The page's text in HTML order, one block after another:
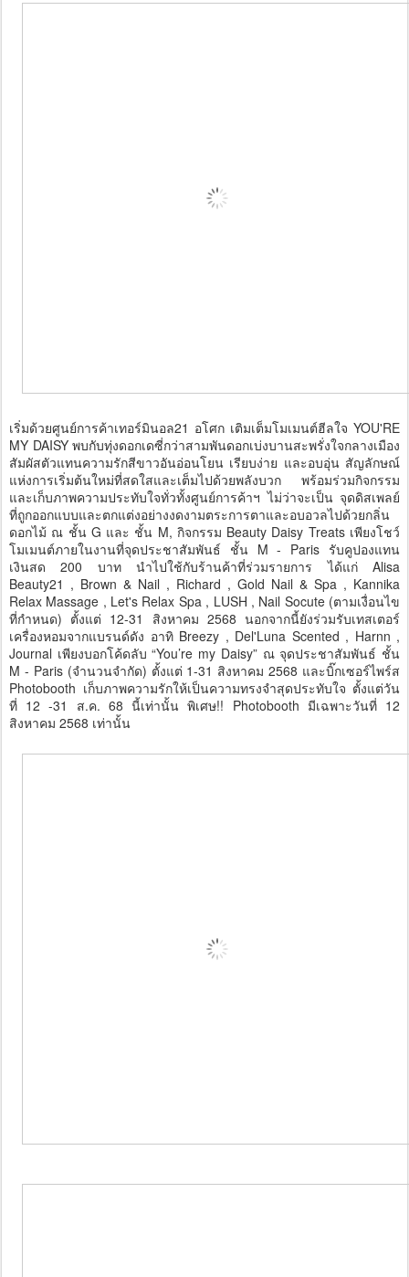
เริ่มด้วยศูนย์การค้าเทอร์มินอล21 อโศก เติมเต็มโมเมนต์ฮีลใจ YOU'RE
MY DAISY พบกับทุ่งดอกเดซี่กว่าสามพันดอกเบ่งบานสะพรั่งใจกลางเมือง
สัมผัสตัวแทนความรักสีขาวอันอ่อนโยน เรียบง่าย และอบอุ่น สัญลักษณ์
แห่งการเริ่มต้นใหม่ที่สดใสและเต็มไปด้วยพลังบวก พร้อมร่วมกิจกรรม
และเก็บภาพความประทับใจทั่วทั้งศูนย์การค้าฯ ไม่ว่าจะเป็น จุดดิสเพลย์
ที่ถูกออกแบบและตกแต่งอย่างงดงามตระการตาและอบอวลไปด้วยกลิ่น
ดอกไม้ ณ ชั้น G และ ชั้น M, กิจกรรม Beauty Daisy Treats เพียงโชว์
โมเมนต์ภายในงานที่จุดประชาสัมพันธ์ ชั้น M - Paris รับคูปองแทน
เงินสด 200 บาท นำไปใช้กับร้านค้าที่ร่วมรายการ ได้แก่ Alisa
Beauty21 , Brown & Nail , Richard , Gold Nail & Spa , Kannika
Relax Massage , Let's Relax Spa , LUSH , Nail Socute (ตามเงื่อนไข
ที่กำหนด) ตั้งแต่ 12-31 สิงหาคม 2568 นอกจากนี้ยังร่วมรับเทสเตอร์
เครื่องหอมจากแบรนด์ดัง อาทิ Breezy , Del'Luna Scented , Harnn ,
Journal เพียงบอกโค้ดลับ “You’re my Daisy” ณ จุดประชาสัมพันธ์ ชั้น
M - Paris (จำนวนจำกัด) ตั้งแต่ 1-31 สิงหาคม 2568 และบิ๊กเซอร์ไพร์ส
Photobooth เก็บภาพความรักให้เป็นความทรงจำสุดประทับใจ ตั้งแต่วัน
ที่ 12 -31 ส.ค. 68 นี้เท่านั้น พิเศษ!! Photobooth มีเฉพาะวันที่ 12
สิงหาคม 2568 เท่านั้น